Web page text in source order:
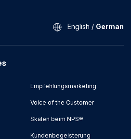
English / German
Empfehlungsmarketing
Voice of the Customer
Skalen beim NPS®
Kundenbegeisterung